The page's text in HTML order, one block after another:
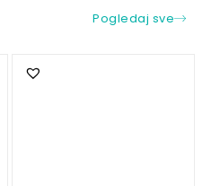
Pogledaj sve